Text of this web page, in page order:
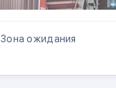
Зона ожидания